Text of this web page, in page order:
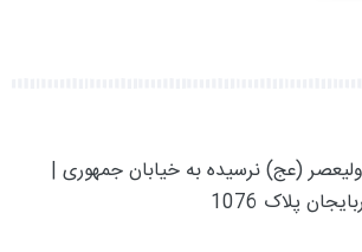
(عج) نرسیده به خیابان جمهوری |
پلاک 1076